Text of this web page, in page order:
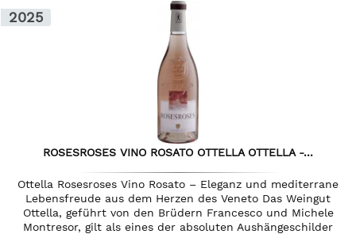
2025
ROSESROSES VINO ROSATO OTTELLA OTTELLA -...
Ottella Rosesroses Vino Rosato – Eleganz und mediterrane
Lebensfreude aus dem Herzen des Veneto Das Weingut
Ottella, geführt von den Brüdern Francesco und Michele
Montresor, gilt als eines der absoluten Aushängeschilder